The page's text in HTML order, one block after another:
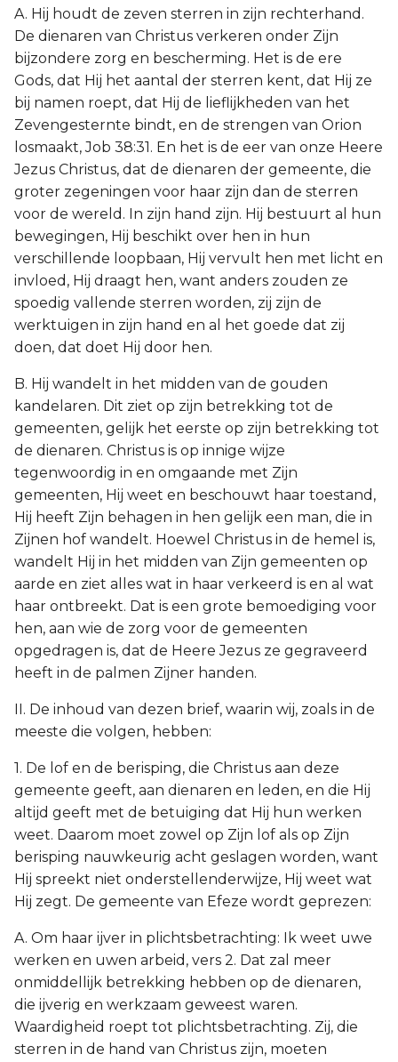
A. Hij houdt de zeven sterren in zijn rechterhand.
De dienaren van Christus verkeren onder Zijn
bijzondere zorg en bescherming. Het is de ere
Gods, dat Hij het aantal der sterren kent, dat Hij ze
bij namen roept, dat Hij de lieflijkheden van het
Zevengesternte bindt, en de strengen van Orion
losmaakt, Job 38:31. En het is de eer van onze Heere
Jezus Christus, dat de dienaren der gemeente, die
groter zegeningen voor haar zijn dan de sterren
voor de wereld. In zijn hand zijn. Hij bestuurt al hun
bewegingen, Hij beschikt over hen in hun
verschillende loopbaan, Hij vervult hen met licht en
invloed, Hij draagt hen, want anders zouden ze
spoedig vallende sterren worden, zij zijn de
werktuigen in zijn hand en al het goede dat zij
doen, dat doet Hij door hen.
B. Hij wandelt in het midden van de gouden
kandelaren. Dit ziet op zijn betrekking tot de
gemeenten, gelijk het eerste op zijn betrekking tot
de dienaren. Christus is op innige wijze
tegenwoordig in en omgaande met Zijn
gemeenten, Hij weet en beschouwt haar toestand,
Hij heeft Zijn behagen in hen gelijk een man, die in
Zijnen hof wandelt. Hoewel Christus in de hemel is,
wandelt Hij in het midden van Zijn gemeenten op
aarde en ziet alles wat in haar verkeerd is en al wat
haar ontbreekt. Dat is een grote bemoediging voor
hen, aan wie de zorg voor de gemeenten
opgedragen is, dat de Heere Jezus ze gegraveerd
heeft in de palmen Zijner handen.
II. De inhoud van dezen brief, waarin wij, zoals in de
meeste die volgen, hebben:
1. De lof en de berisping, die Christus aan deze
gemeente geeft, aan dienaren en leden, en die Hij
altijd geeft met de betuiging dat Hij hun werken
weet. Daarom moet zowel op Zijn lof als op Zijn
berisping nauwkeurig acht geslagen worden, want
Hij spreekt niet onderstellenderwijze, Hij weet wat
Hij zegt. De gemeente van Efeze wordt geprezen:
A. Om haar ijver in plichtsbetrachting: Ik weet uwe
werken en uwen arbeid, vers 2. Dat zal meer
onmiddellijk betrekking hebben op de dienaren,
die ijverig en werkzaam geweest waren.
Waardigheid roept tot plichtsbetrachting. Zij, die
sterren in de hand van Christus zijn, moeten